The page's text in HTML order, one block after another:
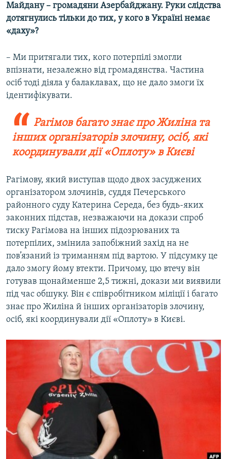
Майдану – громадяни Азербайджану. Руки слідства
дотягнулись тільки до тих, у кого в Україні немає
«даху»?
– Ми притягали тих, кого потерпілі змогли
впізнати, незалежно від громадянства. Частина
осіб тоді діяла у балаклавах, що не дало змоги їх
ідентифікувати.
Рагімов багато знає про Жиліна та
інших організаторів злочину, осіб, які
координували дії «Оплоту» в Києві
Рагімову, який виступав щодо двох засуджених
організатором злочинів, суддя Печерського
районного суду Катерина Середа, без будь-яких
законних підстав, незважаючи на докази спроб
тиску Рагімова на інших підозрюваних та
потерпілих, змінила запобіжний захід на не
пов’язаний із триманням під вартою. У підсумку це
дало змогу йому втекти. Причому, цю втечу він
готував щонайменше 2,5 тижні, докази ми виявили
під час обшуку. Він є співробітником міліції і багато
знає про Жиліна й інших організаторів злочину,
осіб, які координували дії «Оплоту» в Києві.